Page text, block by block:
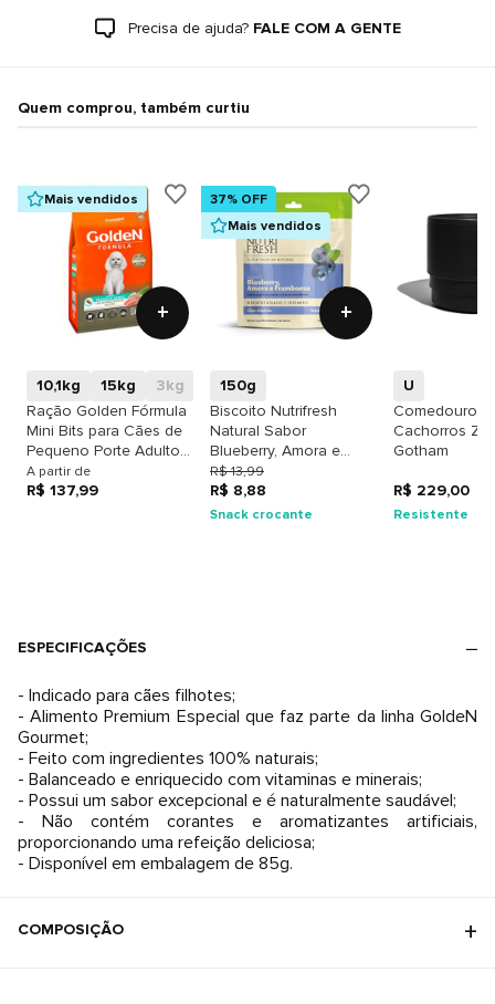
Precisa de ajuda? FALE COM A GENTE
Quem comprou, também curtiu
Mais vendidos
+
10,1kg 15kg 3kg
1kg
Ração Golden Fórmula
Mini Bits para Cães de
Pequeno Porte Adultos
sabor Frango & Arroz
A partir de
R$ 137,99
37% OFF
Mais vendidos
+
150g
Biscoito Nutrifresh
Natural Sabor
Blueberry, Amora e
Framboesa para Cães
Adultos
R$ 13,99
R$ 8,88
Snack crocante
U
Comedouro
Cachorros
Gotham
R$ 229,00
Resistente
ESPECIFICAÇÕES
- Indicado para cães filhotes;
- Alimento Premium Especial que faz parte da linha GoldeN
Gourmet;
- Feito com ingredientes 100% naturais;
- Balanceado e enriquecido com vitaminas e minerais;
- Possui um sabor excepcional e é naturalmente saudável;
- Não contém corantes e aromatizantes artificiais,
proporcionando uma refeição deliciosa;
- Disponível em embalagem de 85g.
COMPOSIÇÃO